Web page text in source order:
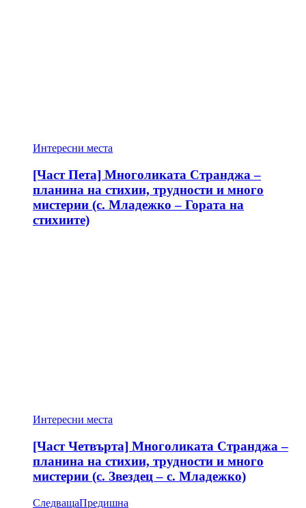
Интересни места
[Част Пета] Многоликата Странджа –
планина на стихии, трудности и много
мистерии (с. Младежко – Гората на
стихиите)
Интересни места
[Част Четвърта] Многоликата Странджа –
планина на стихии, трудности и много
мистерии (с. Звездец – с. Младежко)
СледващаПредишна